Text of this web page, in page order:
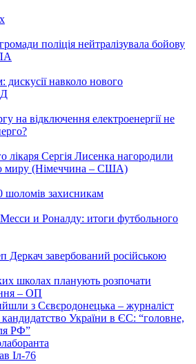
поліція нейтралізувала бойову
дискусії навколо нового
Д
на відключення електроенергії не
лікаря Сергія Лисенка нагородили
миру (Німеччина – США)
шоломів захисникам
и Роналду: итоги футбольного
Деркач завербований російською
школах планують розпочати
– ОП
з Сєвєродонецька – журналіст
України в ЄС: “головне,
РФ”
Іл-76